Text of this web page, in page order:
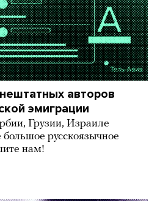
авторов
эмиграции
Грузии, Израиле
большое русскоязычное
нам!